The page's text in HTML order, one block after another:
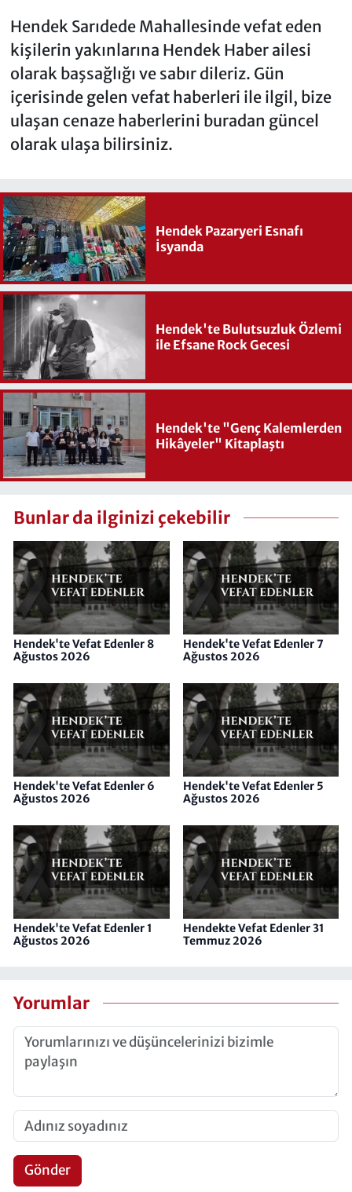
Hendek Sarıdede Mahallesinde vefat eden
kişilerin yakınlarına Hendek Haber ailesi
olarak başsağlığı ve sabır dileriz. Gün
içerisinde gelen vefat haberleri ile ilgil, bize
ulaşan cenaze haberlerini buradan güncel
olarak ulaşa bilirsiniz.
Hendek Pazaryeri Esnafı
İsyanda
Hendek'te Bulutsuzluk Özlemi
ile Efsane Rock Gecesi
Hendek'te "Genç Kalemlerden
Hikâyeler" Kitaplaştı
Bunlar da ilginizi çekebilir
Hendek'te Vefat Edenler 8
Ağustos 2026
Hendek'te Vefat Edenler 7
Ağustos 2026
Hendek'te Vefat Edenler 6
Ağustos 2026
Hendek'te Vefat Edenler 5
Ağustos 2026
Hendek'te Vefat Edenler 1
Ağustos 2026
Hendekte Vefat Edenler 31
Temmuz 2026
Yorumlar
Gönder